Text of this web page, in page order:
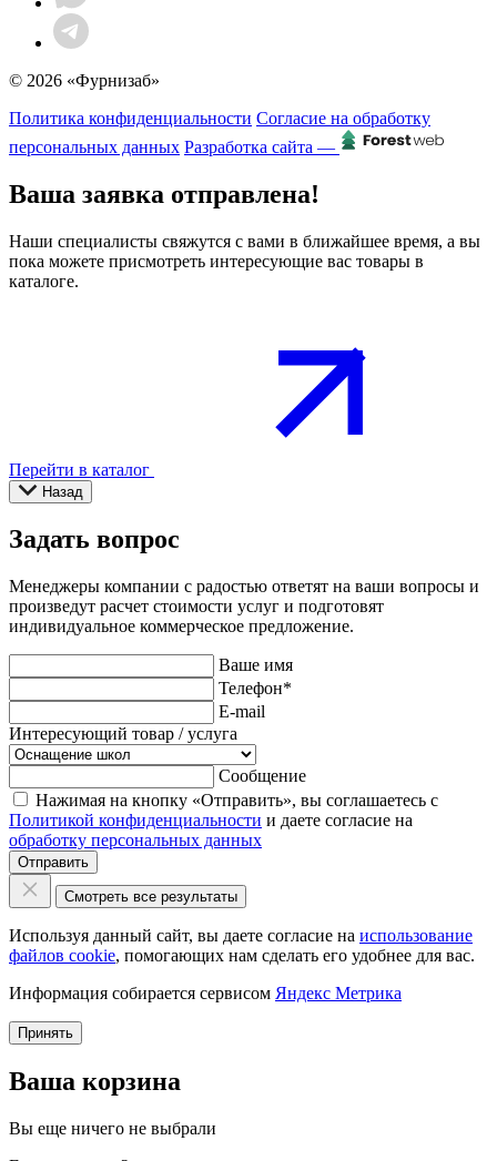
© 2026 «Фурнизаб»
Политика конфиденциальности Согласие на обработку
персональных данных Разработка сайта —
Ваша заявка отправлена!
Наши специалисты свяжутся с вами в ближайшее время, а вы
пока можете присмотреть интересующие вас товары в
каталоге.
Перейти в каталог
Назад
Задать вопрос
Менеджеры компании с радостью ответят на ваши вопросы и
произведут расчет стоимости услуг и подготовят
индивидуальное коммерческое предложение.
Ваше имя
Телефон*
E-mail
Интересующий товар / услуга
Сообщение
Нажимая на кнопку «Отправить», вы соглашаетесь с
Политикой конфиденциальности и даете согласие на
обработку персональных данных
Отправить
Смотреть все результаты
Используя данный сайт, вы даете согласие на использование
файлов cookie, помогающих нам сделать его удобнее для вас.
Информация собирается сервисом Яндекс Метрика
Принять
Ваша корзина
Вы еще ничего не выбрали